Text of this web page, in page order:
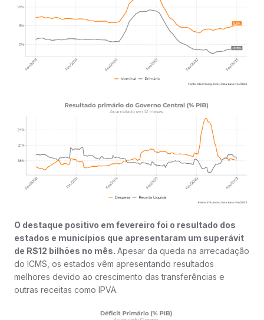
O destaque positivo em fevereiro foi o resultado dos
estados e municípios que apresentaram um superávit
de R$12 bilhões no mês. Apesar da queda na arrecadação
do ICMS, os estados vêm apresentando resultados
melhores devido ao crescimento das transferências e
outras receitas como IPVA.